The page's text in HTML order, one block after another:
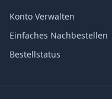
Konto Verwalten
Einfaches Nachbestellen
Bestellstatus